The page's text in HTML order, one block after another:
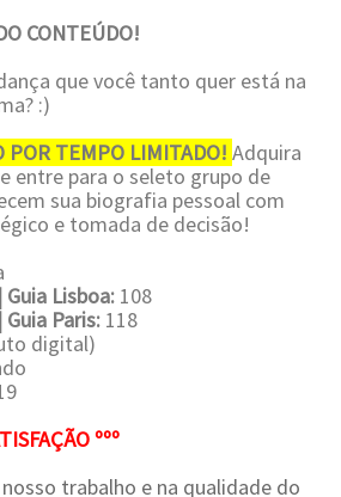
CONTEÚDO!
que você tanto quer está na
:)
POR TEMPO LIMITADO! Adquira
entre para o seleto grupo de
sua biografia pessoal com
e tomada de decisão!
Lisboa: 108
Paris: 118
digital)
ººº
trabalho e na qualidade do